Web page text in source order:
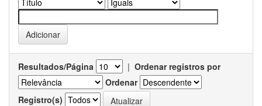
Resultados/Página | Ordenar registros por
Ordenar
Registro(s)